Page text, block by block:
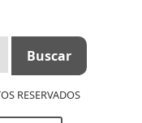
RESERVADOS